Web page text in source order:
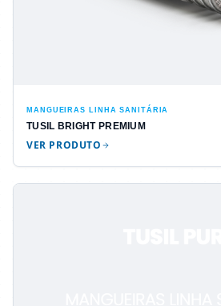
MANGUEIRAS LINHA SANITÁRIA
TUSIL BRIGHT PREMIUM
VER PRODUTO